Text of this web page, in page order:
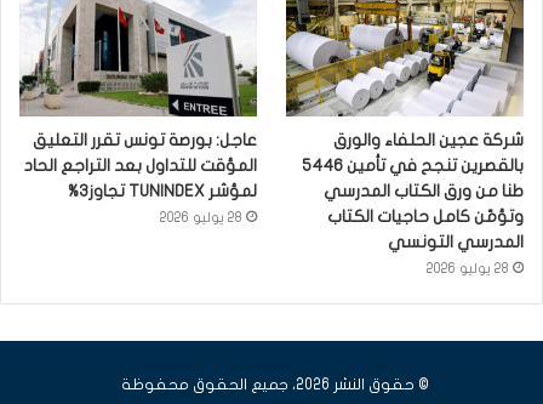
شركة عجين الحلفاء والورق
بالقصرين تنجح في تأمين 5446
طنا من ورق الكتاب المدرسي
وتؤمّن كامل حاجيات الكتاب
المدرسي التونسي
28 يوليو 2026
عاجل: بورصة تونس تقرر التعليق
المؤقت للتداول بعد التراجع الحاد
لمؤشر TUNINDEX تجاوز3%
28 يوليو 2026
© حقوق النشر 2026، جميع الحقوق محفوظة